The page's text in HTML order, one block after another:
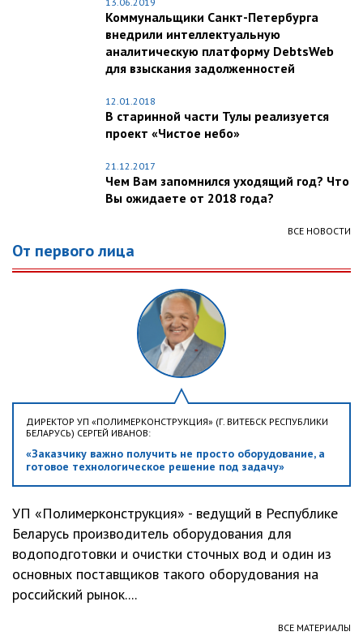
Коммунальщики Санкт-Петербурга
внедрили интеллектуальную
аналитическую платформу DebtsWeb
для взыскания задолженностей
12.01.2018
В старинной части Тулы реализуется
проект «Чистое небо»
21.12.2017
Чем Вам запомнился уходящий год? Что
Вы ожидаете от 2018 года?
ВСЕ НОВОСТИ
От первого лица
ДИРЕКТОР УП «ПОЛИМЕРКОНСТРУКЦИЯ» (Г. ВИТЕБСК РЕСПУБЛИКИ
БЕЛАРУСЬ) СЕРГЕЙ ИВАНОВ:
«Заказчику важно получить не просто оборудование, а
готовое технологическое решение под задачу»
УП «Полимерконструкция» - ведущий в Республике
Беларусь производитель оборудования для
водоподготовки и очистки сточных вод и один из
основных поставщиков такого оборудования на
российский рынок....
ВСЕ МАТЕРИАЛЫ